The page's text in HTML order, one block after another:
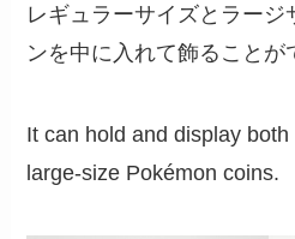
レギュラーサイズとラージ
ンを中に入れて飾ることが
It can hold and display
large-size Pokémon coins.